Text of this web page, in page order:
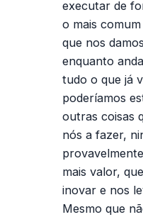
executar de
o mais
que nos
enquanto
tudo o que já
poderíamos
outras coisas
nós a fazer,
mais valor,
inovar e nos
Mesmo que